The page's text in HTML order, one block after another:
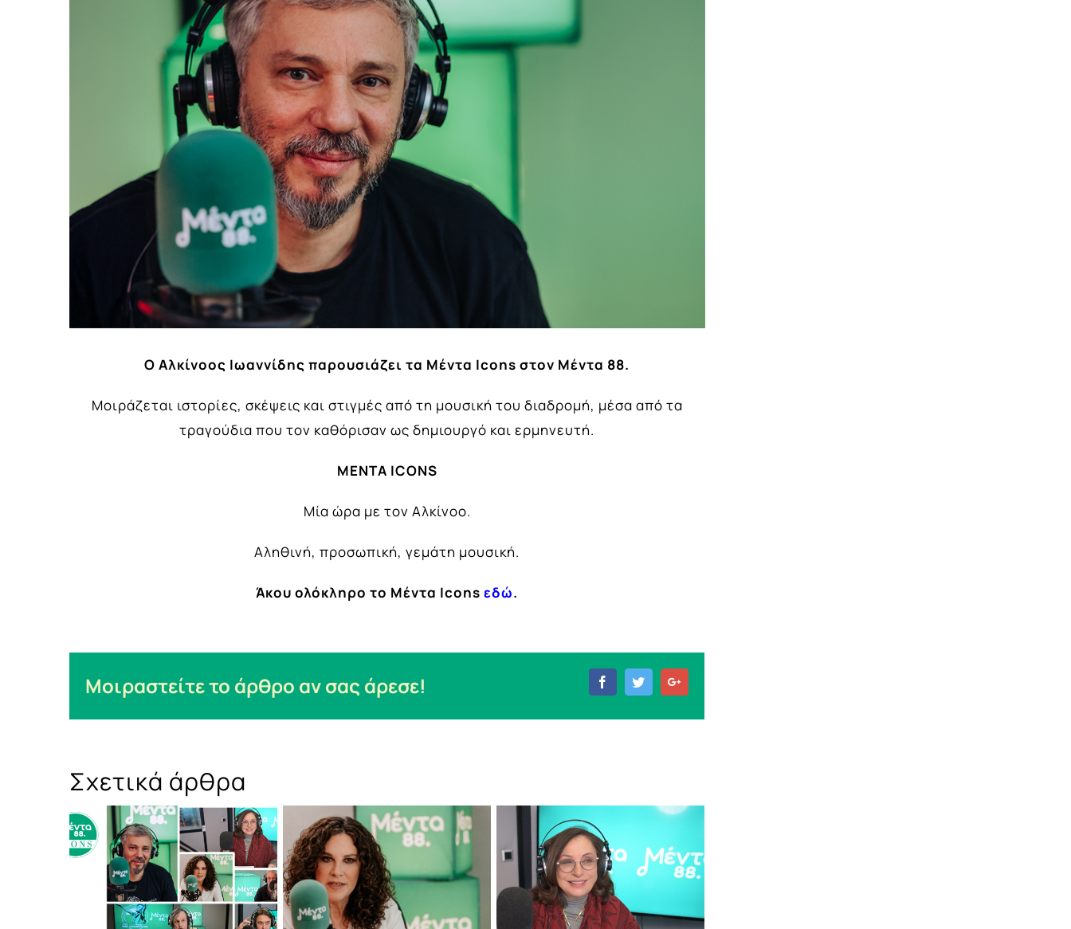
Ο Αλκίνοος Ιωαννίδης παρουσιάζει τα Μέντα Icons στον Μέντα 88.
Μοιράζεται ιστορίες, σκέψεις και στιγμές από τη μουσική του διαδρομή, μέσα από τα
τραγούδια που τον καθόρισαν ως δημιουργό και ερμηνευτή.
MENTA ICONS
Μία ώρα με τον Αλκίνοο.
Αληθινή, προσωπική, γεμάτη μουσική.
Άκου ολόκληρο το Μέντα Iconsεδώ.
Μοιραστείτε το άρθρο αν σας άρεσε! FacebookTwitter
Σχετικά άρθρα